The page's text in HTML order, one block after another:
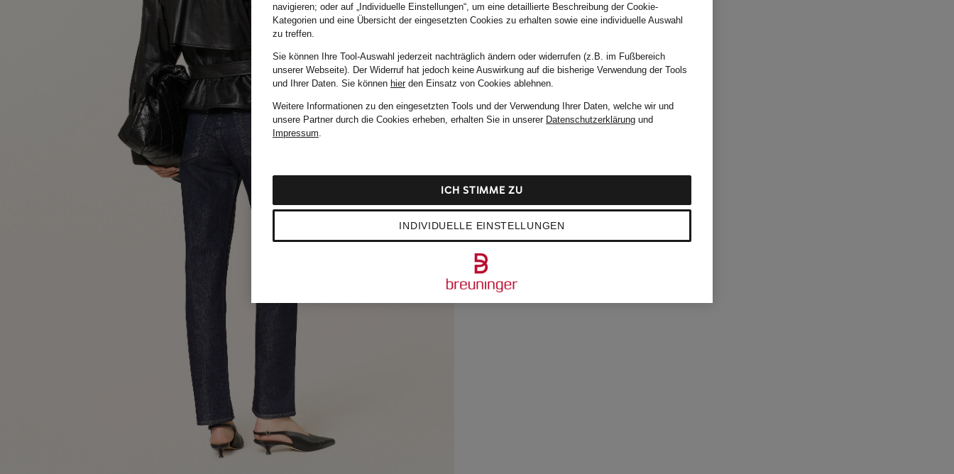
navigieren; oder auf „Individuelle Einstellungen“, um eine detaillierte Beschreibung der Cookie-
Kategorien und eine Übersicht der eingesetzten Cookies zu erhalten sowie eine individuelle Auswahl
zu treffen.
Sie können Ihre Tool-Auswahl jederzeit nachträglich ändern oder widerrufen (z.B. im Fußbereich
unserer Webseite). Der Widerruf hat jedoch keine Auswirkung auf die bisherige Verwendung der Tools
und Ihrer Daten. Sie können hierden Einsatz von Cookies ablehnen.
Weitere Informationen zu den eingesetzten Tools und der Verwendung Ihrer Daten, welche wir und
unsere Partner durch die Cookies erheben, erhalten Sie in unserer Datenschutzerklärung und
Impressum.
INDIVIDUELLE EINSTELLUNGEN
ICH STIMME ZU